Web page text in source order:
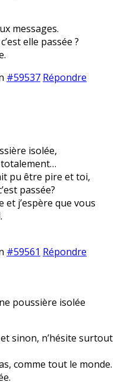
messages.
elle passée ?
#59537 Répondre
isolée,
totalement…
pu être pire et toi,
passée?
j’espère que vous
#59561 Répondre
poussière isolée
et sinon, n’hésite surtout
comme tout le monde.